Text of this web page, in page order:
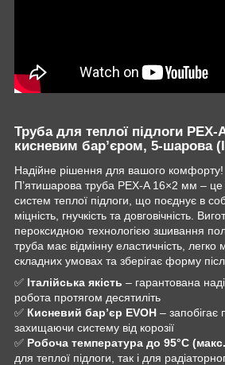
Труба для теплої підлоги
кисневим бар’єром, 5-шарова
Надійне рішення для вашого комфорту!
П’ятишарова труба PEX-A 16×2 мм – це
систем теплої підлоги, що поєднує в
міцність, гнучкість та довговічність.
пероксидною технологією зшивання
труба має відмінну еластичність, легко
складних умовах та зберігає форму
✅ Італійська якість – гарантована
робота протягом десятиліть
✅ Кисневий бар’єр EVOH –
захищаючи систему від корозії
✅ Робоча температура до 95°C
для теплої підлоги, так і для